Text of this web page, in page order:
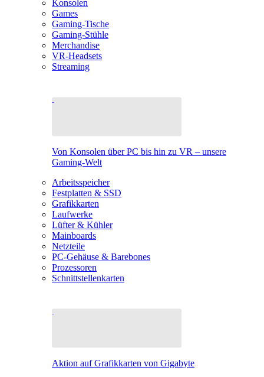
Konsolen
Games
Gaming-Tische
Gaming-Stühle
Merchandise
VR-Headsets
Streaming
Von Konsolen über PC bis hin zu VR – unsere
Gaming-Welt
Arbeitsspeicher
Festplatten & SSD
Grafikkarten
Laufwerke
Lüfter & Kühler
Mainboards
Netzteile
PC-Gehäuse & Barebones
Prozessoren
Schnittstellenkarten
Aktion auf Grafikkarten von Gigabyte